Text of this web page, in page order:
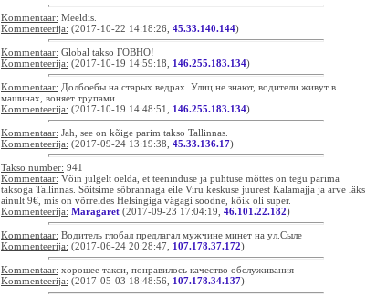
Kommentaar: Meeldis.
Kommenteerija: (2017-10-22 14:18:26, 45.33.140.144)
Kommentaar: Global takso ГОВНО!
Kommenteerija: (2017-10-19 14:59:18, 146.255.183.134)
Kommentaar: Долбоебы на старых ведрах. Улиц не знают, водители живут в
машинах, воняет трупами
Kommenteerija: (2017-10-19 14:48:51, 146.255.183.134)
Kommentaar: Jah, see on kõige parim takso Tallinnas.
Kommenteerija: (2017-09-24 13:19:38, 45.33.136.17)
Takso number: 941
Kommentaar: Võin julgelt öelda, et teeninduse ja puhtuse mõttes on tegu parima
taksoga Tallinnas. Sõitsime sõbrannaga eile Viru keskuse juurest Kalamajja ja arve läks
ainult 9€, mis on võrreldes Helsingiga vägagi soodne, kõik oli super.
Kommenteerija: Maragaret (2017-09-23 17:04:19, 46.101.22.182)
Kommentaar: Водитель глобал предлагал мужчине минет на ул.Сыле
Kommenteerija: (2017-06-24 20:28:47, 107.178.37.172)
Kommentaar: хорошее такси, понравилось качество обслуживания
Kommenteerija: (2017-05-03 18:48:56, 107.178.34.137)